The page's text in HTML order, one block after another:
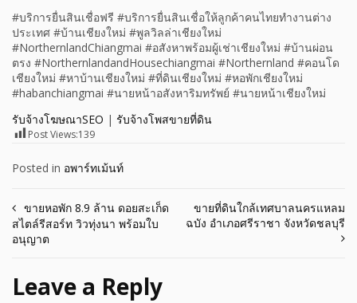
#บริการยื่นสินเชื่อฟรี #บริการยื่นสินเชื่อให้ลูกค้าคนไทยทำงานต่าง
ประเทศ #บ้านเชียงใหม่ #พูลวิลล่าเชียงใหม่
#NorthernlandChiangmai #อสังหาพร้อมผู้เช่าเชียงใหม่ #บ้านผ่อน
ตรง #NorthernlandandHousechiangmai #Northernland #คอนโด
เชียงใหม่ #หาบ้านเชียงใหม่ #ที่ดินเชียงใหม่ #หอพักเชียงใหม่
#habanchiangmai #นายหน้าอสังหาริมทรัพย์ #นายหน้าเชียงใหม่
รับจ้างโฆษณาSEO | รับจ้างโพสขายที่ดิน
Post Views:139
Posted in อพาร์ทเม้นท์
Post
navigation
ขายหอพัก 8.9 ล้าน ดอยสะเก็ด
สไตล์รีสอร์ท วิวทุ่งนา พร้อมใบ
อนุญาต
ขายที่ดินใกล้เทศบาลนครแหลม
ฉบัง อำเภอศรีราชา จังหวัดชลบุรี
Leave a Reply